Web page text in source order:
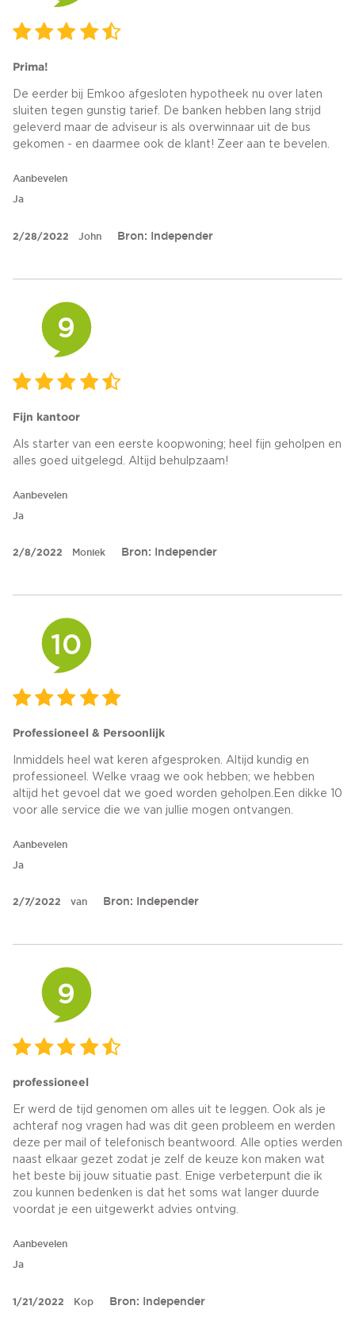
Prima!
De eerder bij Emkoo afgesloten hypotheek nu over laten
sluiten tegen gunstig tarief. De banken hebben lang strijd
geleverd maar de adviseur is als overwinnaar uit de bus
gekomen - en daarmee ook de klant! Zeer aan te bevelen.
Aanbevelen
Ja
2/28/2022 John Bron: Independer
9
Fijn kantoor
Als starter van een eerste koopwoning; heel fijn geholpen en
alles goed uitgelegd. Altijd behulpzaam!
Aanbevelen
Ja
2/8/2022 Moniek Bron: Independer
10
Professioneel & Persoonlijk
Inmiddels heel wat keren afgesproken. Altijd kundig en
professioneel. Welke vraag we ook hebben; we hebben
altijd het gevoel dat we goed worden geholpen.Een dikke 10
voor alle service die we van jullie mogen ontvangen.
Aanbevelen
Ja
2/7/2022 van Bron: Independer
9
professioneel
Er werd de tijd genomen om alles uit te leggen. Ook als je
achteraf nog vragen had was dit geen probleem en werden
deze per mail of telefonisch beantwoord. Alle opties werden
naast elkaar gezet zodat je zelf de keuze kon maken wat
het beste bij jouw situatie past. Enige verbeterpunt die ik
zou kunnen bedenken is dat het soms wat langer duurde
voordat je een uitgewerkt advies ontving.
Aanbevelen
Ja
1/21/2022 Kop Bron: Independer